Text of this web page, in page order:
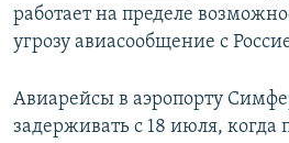
работает на пределе
угрозу авиасообщение с
Авиарейсы в аэропорту
задерживать с 18 июля, когда